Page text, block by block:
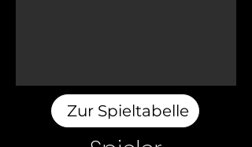
Zur Spieltabelle